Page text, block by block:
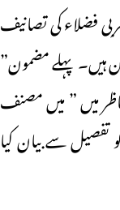
فضلاء کی تصانیف
ہیں۔ پہلے مضمون”
میں ” میں مصنف
سے بیان کیا